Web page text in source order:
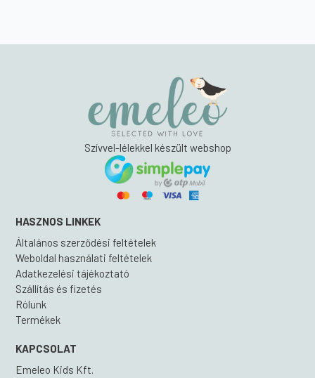
Szívvel-lélekkel készült webshop
HASZNOS LINKEK
Általános szerződési feltételek
Weboldal használati feltételek
Adatkezelési tájékoztató
Szállítás és fizetés
Rólunk
Termékek
KAPCSOLAT
Emeleo Kids Kft.